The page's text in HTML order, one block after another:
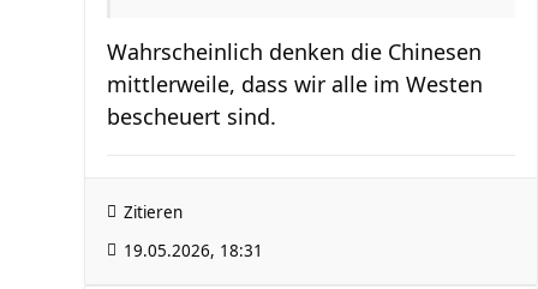
Wahrscheinlich denken die Chinesen
mittlerweile, dass wir alle im Westen
bescheuert sind.
Zitieren
19.05.2026, 18:31